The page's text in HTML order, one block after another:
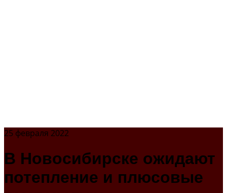
25 февраля 2022
В Новосибирске ожидают
потепление и плюсовые